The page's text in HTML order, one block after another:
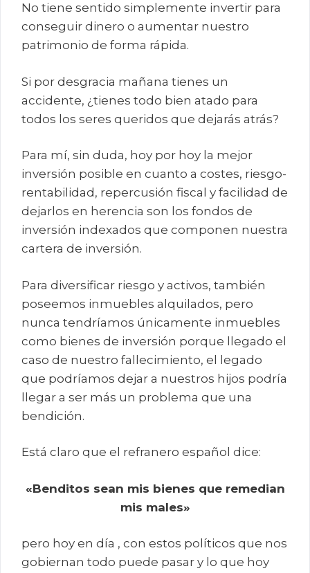
No tiene sentido simplemente invertir para
conseguir dinero o aumentar nuestro
patrimonio de forma rápida.
Si por desgracia mañana tienes un
accidente, ¿tienes todo bien atado para
todos los seres queridos que dejarás atrás?
Para mí, sin duda, hoy por hoy la mejor
inversión posible en cuanto a costes, riesgo-
rentabilidad, repercusión fiscal y facilidad de
dejarlos en herencia son los fondos de
inversión indexados que componen nuestra
cartera de inversión.
Para diversificar riesgo y activos, también
poseemos inmuebles alquilados, pero
nunca tendríamos únicamente inmuebles
como bienes de inversión porque llegado el
caso de nuestro fallecimiento, el legado
que podríamos dejar a nuestros hijos podría
llegar a ser más un problema que una
bendición.
Está claro que el refranero español dice:
«Benditos sean mis bienes que remedian
mis males»
pero hoy en día , con estos políticos que nos
gobiernan todo puede pasar y lo que hoy